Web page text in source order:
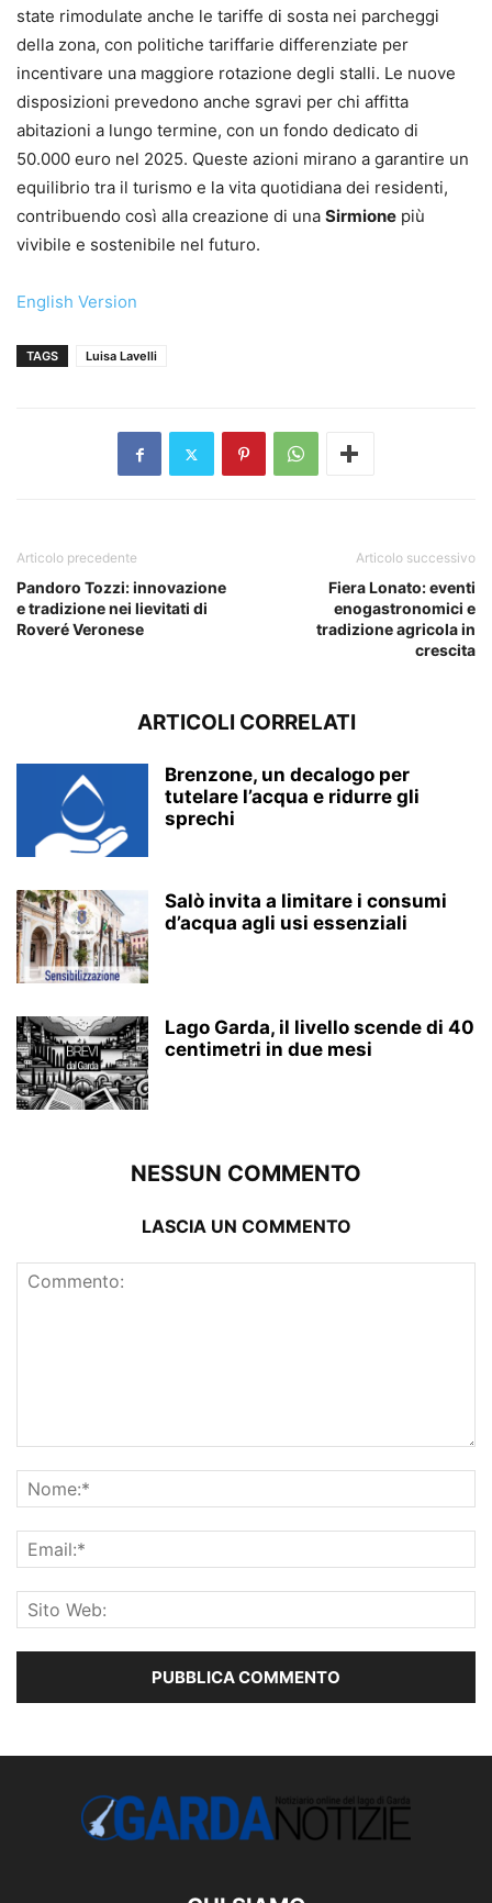
state rimodulate anche le tariffe di sosta nei parcheggi
della zona, con politiche tariffarie differenziate per
incentivare una maggiore rotazione degli stalli. Le nuove
disposizioni prevedono anche sgravi per chi affitta
abitazioni a lungo termine, con un fondo dedicato di
50.000 euro nel 2025. Queste azioni mirano a garantire un
equilibrio tra il turismo e la vita quotidiana dei residenti,
contribuendo così alla creazione di una Sirmione più
vivibile e sostenibile nel futuro.
English Version
TAGS Luisa Lavelli
Articolo precedente
Pandoro Tozzi: innovazione
e tradizione nei lievitati di
Roveré Veronese
Articolo successivo
Fiera Lonato: eventi
enogastronomici e
tradizione agricola in
crescita
ARTICOLI CORRELATI
Brenzone, un decalogo per
tutelare l’acqua e ridurre gli
sprechi
Salò invita a limitare i consumi
d’acqua agli usi essenziali
Lago Garda, il livello scende di 40
centimetri in due mesi
NESSUN COMMENTO
LASCIA UN COMMENTO